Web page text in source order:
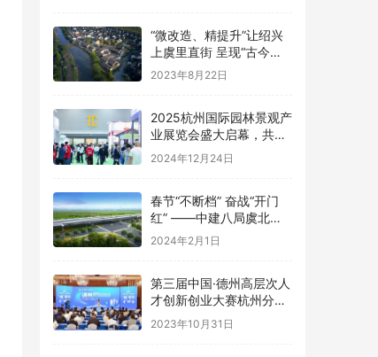
“微改造、精提升”让绍兴
上虞里直街 呈现“古今交
融之美”
2023年8月22日
2025杭州国际园林景观产
业展览会盛大启幕，共绘
绿色生态新篇章
2024年12月24日
春节“不断档” 奋战“开门
红” ——中建八局虞北项
目加速建设迎新春
2024年2月1日
第三届中国·德州高层次人
才创新创业大赛杭州分赛
成功举办
2023年10月31日